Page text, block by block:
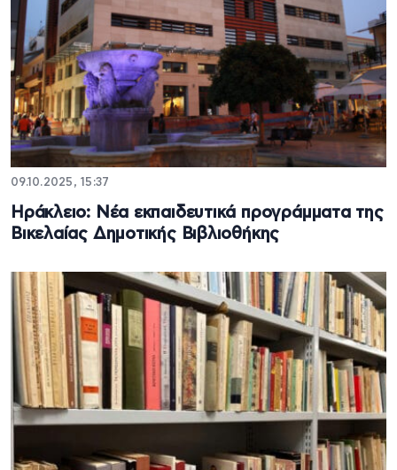
09.10.2025, 15:37
Ηράκλειο: Νέα εκπαιδευτικά προγράμματα της
Βικελαίας Δημοτικής Βιβλιοθήκης